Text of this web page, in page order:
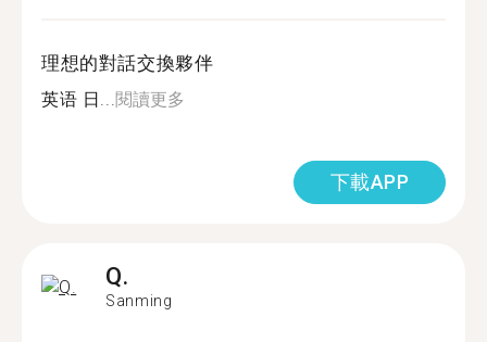
理想的對話交換夥伴
英语 日...閱讀更多
下載APP
Q.
Sanming